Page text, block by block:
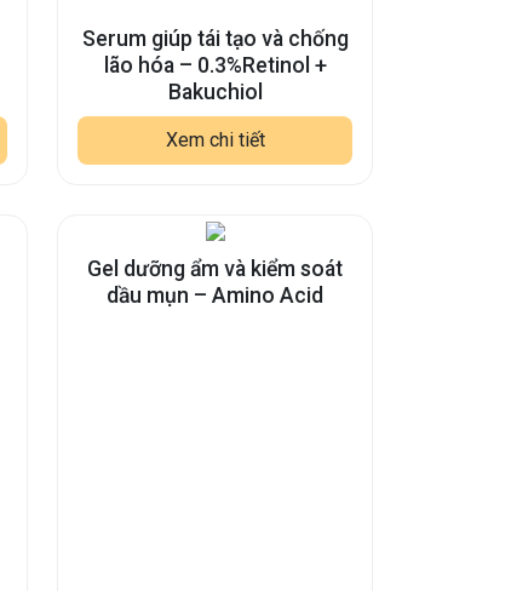
Serum giúp tái tạo và chống
lão hóa – 0.3%Retinol +
Bakuchiol
Xem chi tiết
Gel dưỡng ẩm và kiểm soát
dầu mụn – Amino Acid